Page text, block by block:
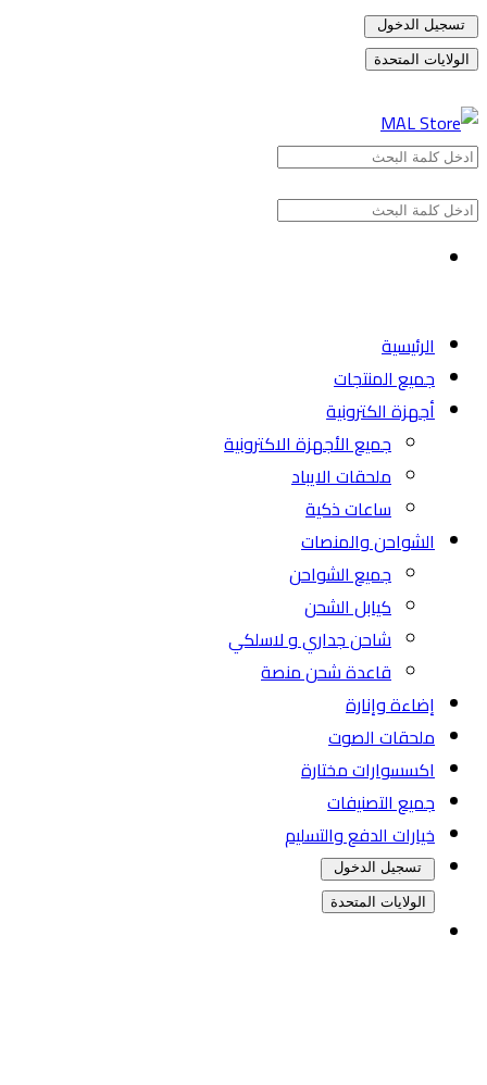
تسجيل الدخول
الولايات المتحدة
الرئيسية
جميع المنتجات
أجهزة الكترونية
جميع الأجهزة الاكترونية
ملحقات الايباد
ساعات ذكية
الشواحن والمنصات
جميع الشواحن
كيابل الشحن
شاحن جداري و لاسلكي
قاعدة شحن منصة
إضاءة وإنارة
ملحقات الصوت
اكسسوارات مختارة
جميع التصنيفات
خيارات الدفع والتسليم
تسجيل الدخول
الولايات المتحدة